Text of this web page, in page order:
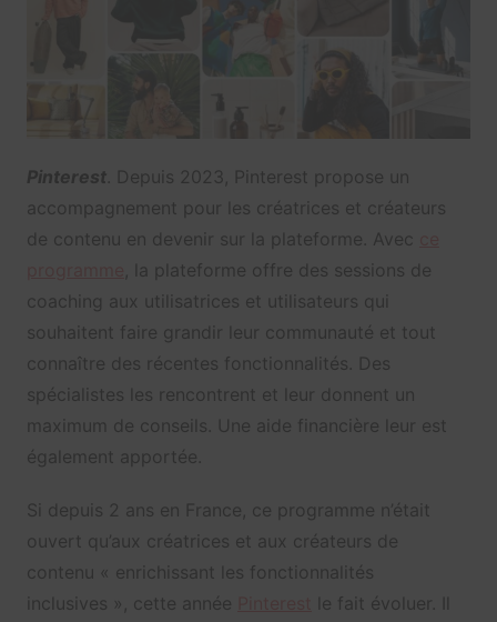
Pinterest. Depuis 2023, Pinterest propose un
accompagnement pour les créatrices et créateurs
de contenu en devenir sur la plateforme. Avec
, la plateforme offre des sessions de
coaching aux utilisatrices et utilisateurs qui
souhaitent faire grandir leur communauté et tout
connaître des récentes fonctionnalités. Des
spécialistes les rencontrent et leur donnent un
maximum de conseils. Une aide financière leur est
également apportée.
Si depuis 2 ans en France, ce programme n’était
ouvert qu’aux créatrices et aux créateurs de
contenu « enrichissant les fonctionnalités
inclusives », cette année
le fait évoluer. Il